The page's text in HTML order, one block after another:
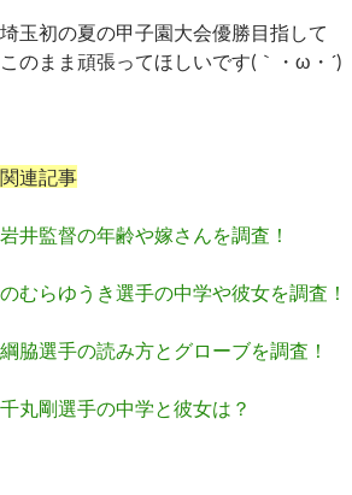
埼玉初の夏の甲子園大会優勝目指して
このまま頑張ってほしいです(｀・ω・´)ゞ
関連記事
岩井監督の年齢や嫁さんを調査！
のむらゆうき選手の中学や彼女を調査！
綱脇選手の読み方とグローブを調査！
千丸剛選手の中学と彼女は？